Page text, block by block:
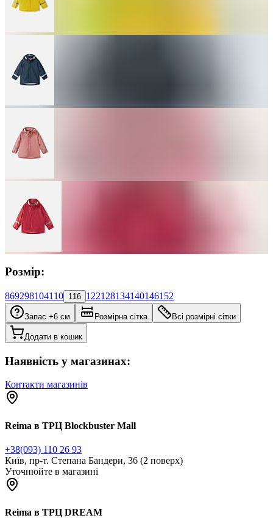
Розмір:
869298104110 116 122128134140146152
Запас +6 см Розмірна сітка Всі розмірні сітки
Додати в кошик
Наявність у магазинах:
Контакти магазинів
Reima в ТРЦ Blockbuster Mall
+38(093) 110 26 93
Київ, пр-т. Степана Бандери, 36 (2 поверх)
Уточнюйте в магазині
Reima в ТРЦ DREAM